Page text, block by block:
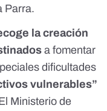
Parra.
la creación
a fomentar
dificultades
vulnerables”
Ministerio de